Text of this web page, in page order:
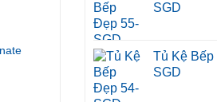
SGD
Tủ Kệ
SGD